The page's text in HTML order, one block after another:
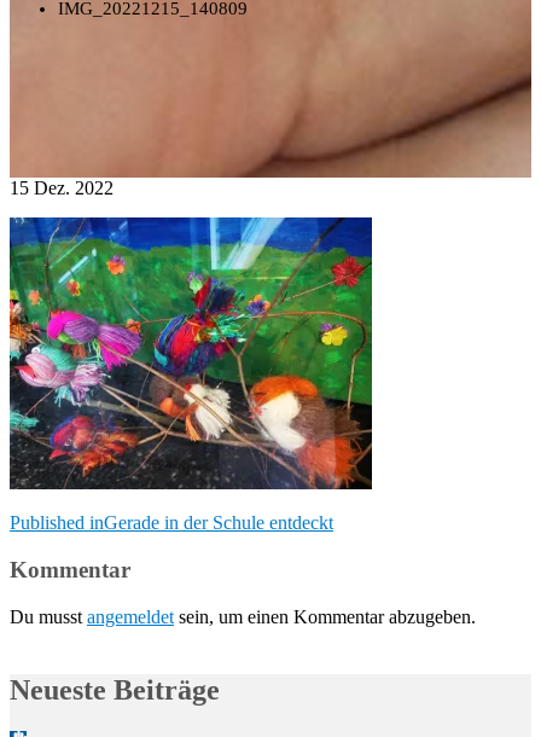
IMG_20221215_140809
15 Dez. 2022
Beitragsnavigation
Published inGerade in der Schule entdeckt
Kommentar
Du musst angemeldet sein, um einen Kommentar abzugeben.
Neueste Beiträge